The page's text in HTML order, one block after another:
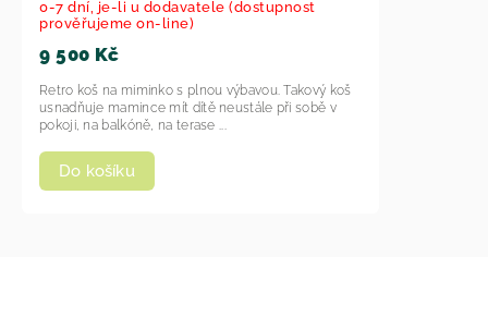
0-7 dní, je-li u dodavatele (dostupnost
prověřujeme on-line)
9 500 Kč
Do košíku
Retro koš na miminko s plnou výbavou. Takový koš
usnadňuje mamince mít dítě neustále při sobě v
pokoji, na balkóně, na terase ...